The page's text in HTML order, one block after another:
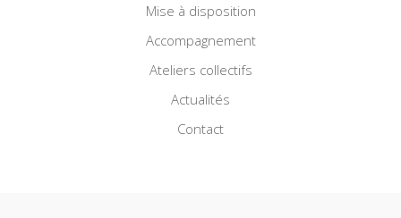
Mise à disposition
Accompagnement
Ateliers collectifs
Actualités
Contact